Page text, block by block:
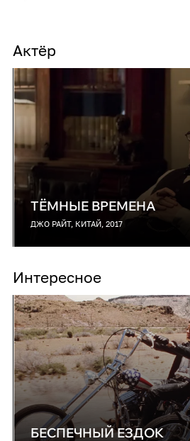
Актёр
ТЁМНЫЕ ВРЕМЕНА
ДЖО РАЙТ, КИТАЙ, 2017
Интересное
БЕСПЕЧНЫЙ ЕЗДОК